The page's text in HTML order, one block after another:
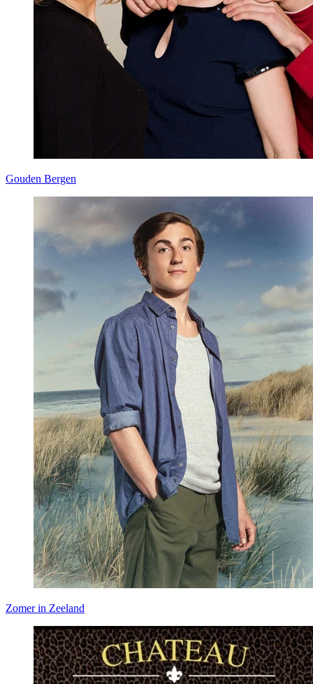
Gouden Bergen
Zomer in Zeeland